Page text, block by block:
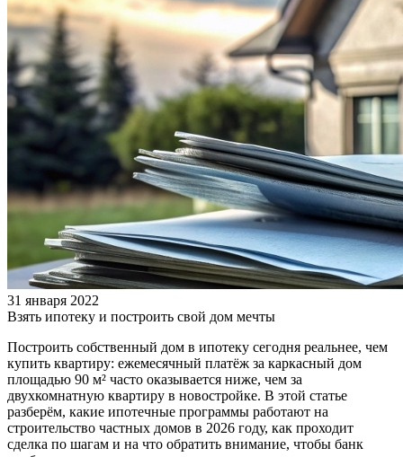
31 января 2022
Взять ипотеку и построить свой дом мечты
Построить собственный дом в ипотеку сегодня реальнее, чем
купить квартиру: ежемесячный платёж за каркасный дом
площадью 90 м² часто оказывается ниже, чем за
двухкомнатную квартиру в новостройке. В этой статье
разберём, какие ипотечные программы работают на
строительство частных домов в 2026 году, как проходит
сделка по шагам и на что обратить внимание, чтобы банк